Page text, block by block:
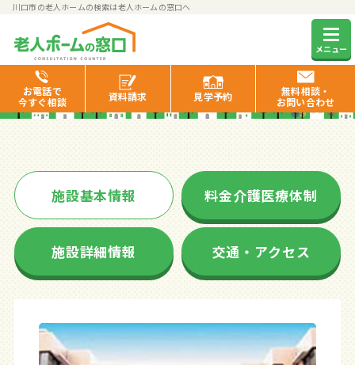
川口市の老人ホームの検索は老人ホームの窓口へ
メニュー
お電話で
今すぐ相談
資料請求 見学予約
無料相談・
お問い合わせ
ベストライフ川口
施設基本情報 料金介護医療体制
施設詳細情報 交通・アクセス